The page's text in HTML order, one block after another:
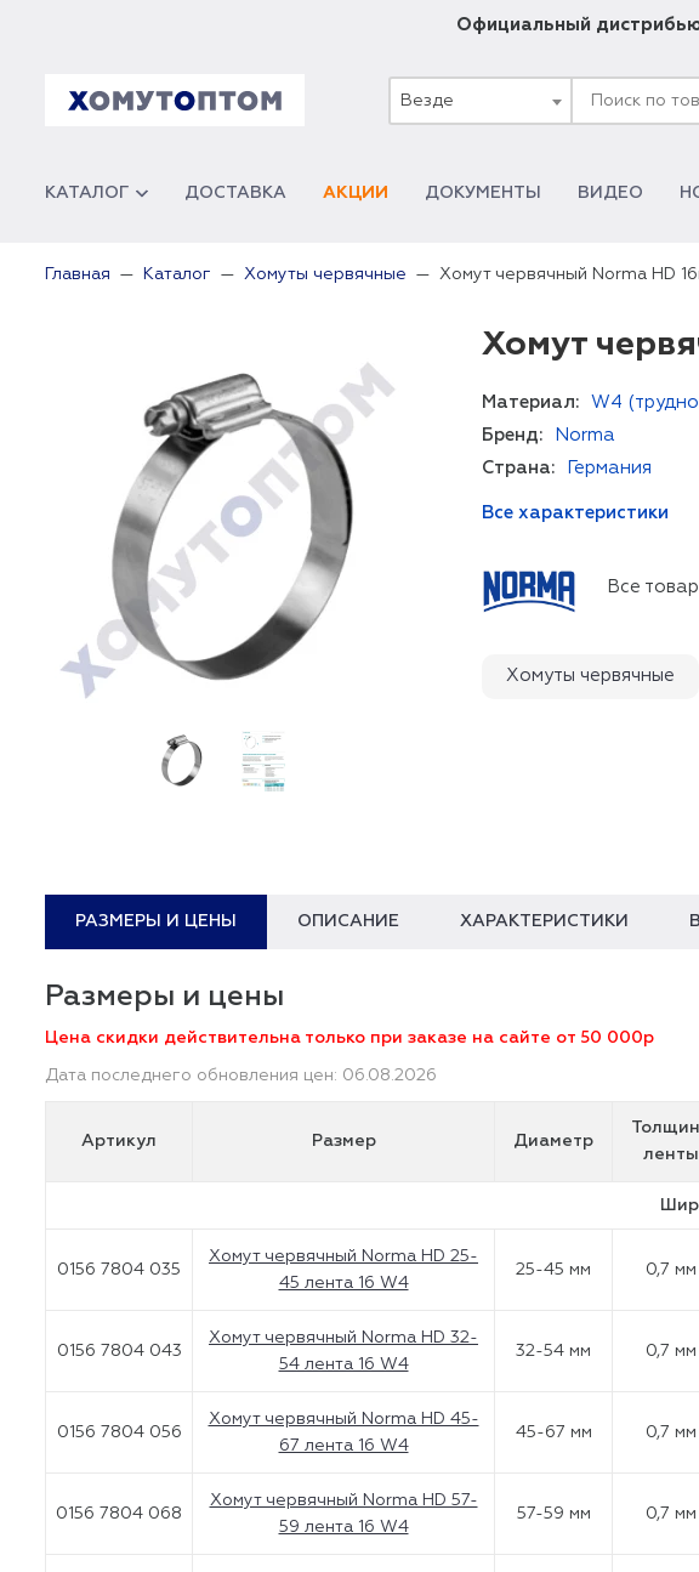
Официальный
Везде
КАТАЛОГ ДОСТАВКА АКЦИИ ДОКУМЕНТЫ ВИДЕО
Главная Каталог Хомуты червячные Хомут червячный Norma HD
Хомут
Материал:
W4
Бренд:
Norma
Страна:
Германия
Все характеристики
Все
Хомуты червячные
РАЗМЕРЫ И ЦЕНЫ ОПИСАНИЕ ХАРАКТЕРИСТИКИ
Размеры и цены
Цена скидки действительна только при заказе на сайте от 50 000р
Дата последнего обновления цен: 06.08.2026
Артикул Размер Диаметр
ленты
0156 7804 035
Хомут червячный Norma HD 25-
45 лента 16 W4
25-45 мм 0,7 мм
0156 7804 043
Хомут червячный Norma HD 32-
54 лента 16 W4
32-54 мм 0,7 мм
0156 7804 056
Хомут червячный Norma HD 45-
67 лента 16 W4
45-67 мм 0,7 мм
0156 7804 068
Хомут червячный Norma HD 57-
59 лента 16 W4
57-59 мм 0,7 мм